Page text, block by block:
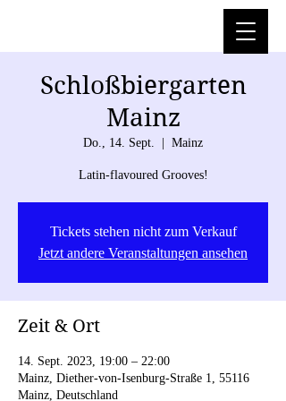
Schloßbiergarten
Mainz
Do., 14. Sept. Mainz
Latin-flavoured Grooves!
Tickets stehen nicht zum Verkauf
Jetzt andere Veranstaltungen ansehen
Zeit & Ort
14. Sept. 2023, 19:00 – 22:00
Mainz, Diether-von-Isenburg-Straße 1, 55116
Mainz, Deutschland